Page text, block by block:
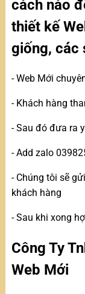
cách nào
thiết kế
giống, các
- Web Mới
- Khách hàng
- Sau đó đưa ra
- Add zalo
- Chúng tôi sẽ
khách hàng
- Sau khi xong
Công Ty
Web Mới